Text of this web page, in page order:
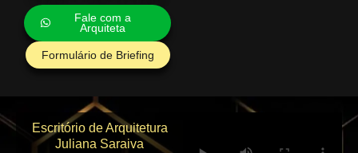
Fale com a
Arquiteta
Formulário de Briefing
Escritório de Arquitetura
Juliana Saraiva